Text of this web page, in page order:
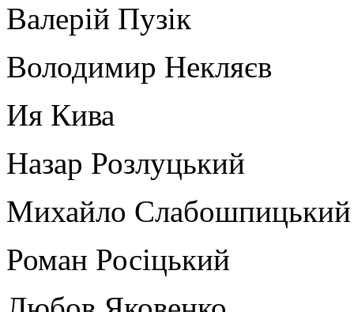
Валерій Пузік
Володимир Некляєв
Ия Кива
Назар Розлуцький
Михайло Слабошпицький
Роман Росіцький